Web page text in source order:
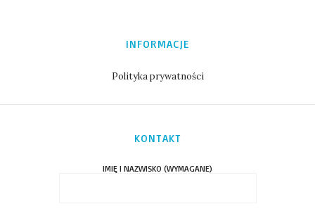
INFORMACJE
Polityka prywatności
KONTAKT
IMIĘ I NAZWISKO (WYMAGANE)